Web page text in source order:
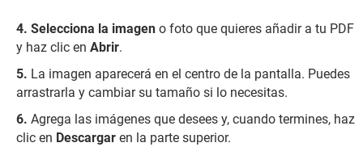
Selecciona la imagen o foto que quieres añadir a tu PDF
y haz clic en Abrir.
La imagen aparecerá en el centro de la pantalla. Puedes
arrastrarla y cambiar su tamaño si lo necesitas.
Agrega las imágenes que desees y, cuando termines, haz
clic en Descargar en la parte superior.